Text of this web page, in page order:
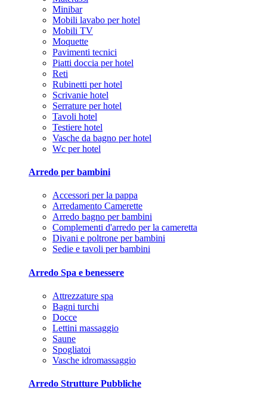
Minibar
Mobili lavabo per hotel
Mobili TV
Moquette
Pavimenti tecnici
Piatti doccia per hotel
Reti
Rubinetti per hotel
Scrivanie hotel
Serrature per hotel
Tavoli hotel
Testiere hotel
Vasche da bagno per hotel
Wc per hotel
Arredo per bambini
Accessori per la pappa
Arredamento Camerette
Arredo bagno per bambini
Complementi d'arredo per la cameretta
Divani e poltrone per bambini
Sedie e tavoli per bambini
Arredo Spa e benessere
Attrezzature spa
Bagni turchi
Docce
Lettini massaggio
Saune
Spogliatoi
Vasche idromassaggio
Arredo Strutture Pubbliche